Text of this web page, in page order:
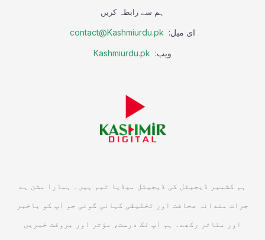
ہم سے رابطہ کریں
ای میل: contact@Kashmiurdu.pk
ویب: Kashmiurdu.pk
ہم کشمیر ڈیجیٹل کی ڈیجیٹل میڈیا ٹیم ہیں۔ ہمارا مشن ہے
جرات مندانہ صحافت اور تخلیقی کہانی گوئی جو آپ کو باخبر
اور متاثر رکھے۔ ہم آپ تک درست، مؤثر اور بروقت خبریں